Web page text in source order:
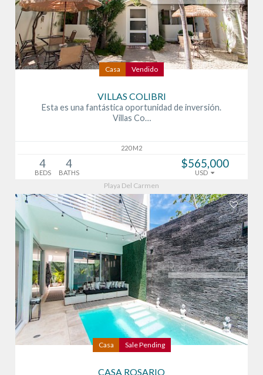
Casa Vendido
VILLAS COLIBRI
Esta es una fantástica oportunidad de inversión.
Villas Co…
220 M2
4
BEDS
4
BATHS
$565,000
USD
Playa Del Carmen
Casa Sale Pending
CASA ROSARIO